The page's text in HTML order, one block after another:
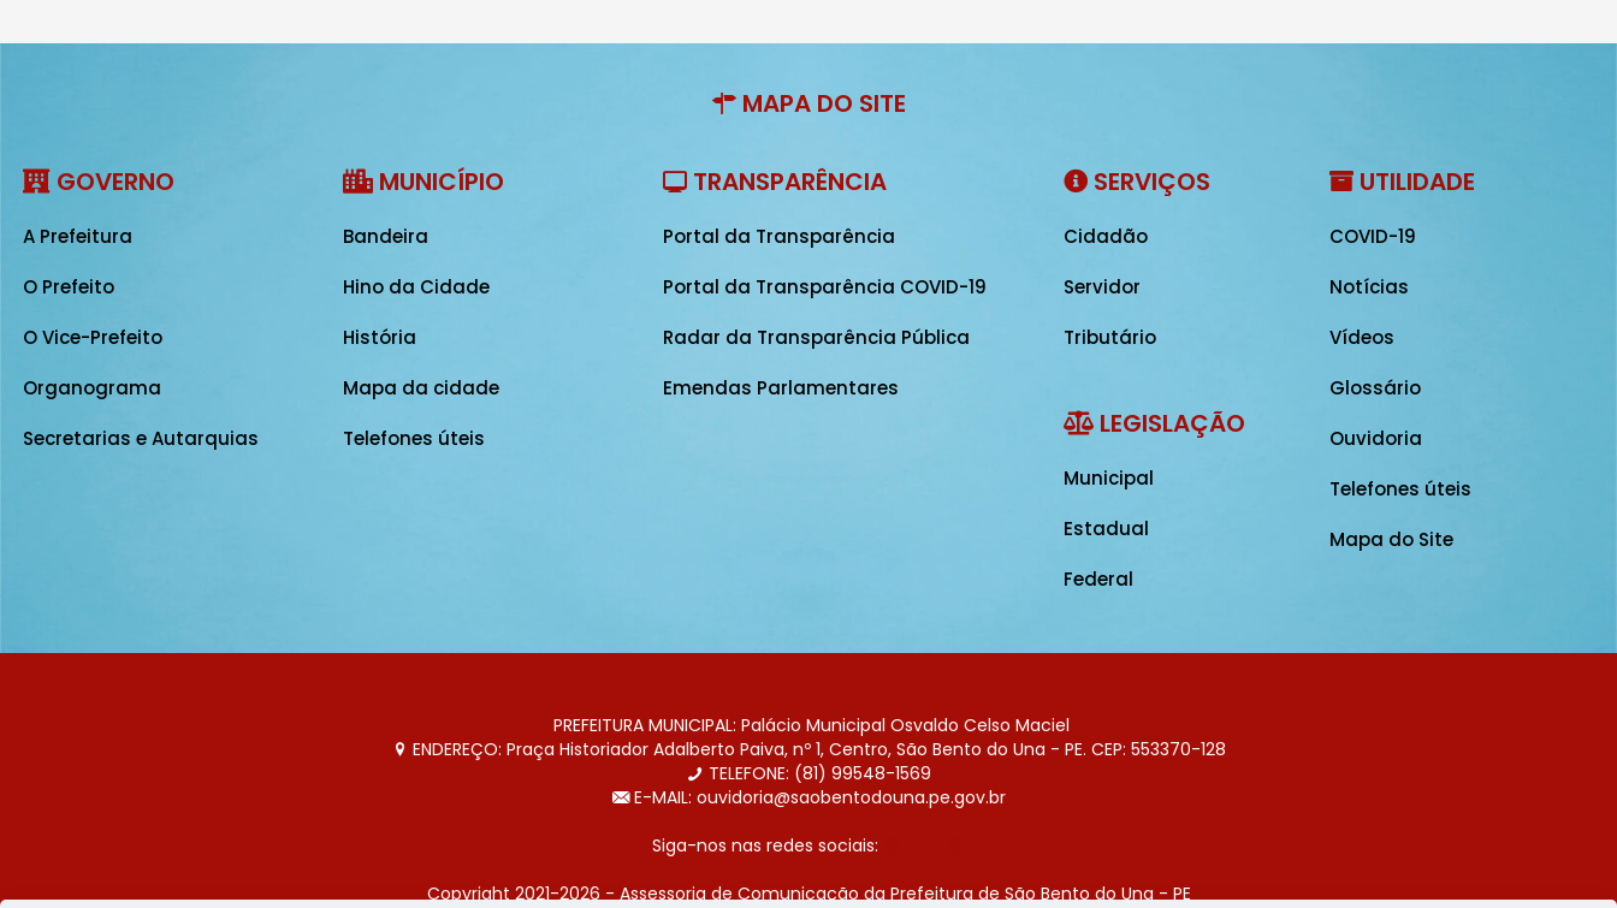
MAPA DO SITE
GOVERNO
A Prefeitura
O Prefeito
O Vice-Prefeito
Organograma
Secretarias e Autarquias
MUNICÍPIO
Bandeira
Hino da Cidade
História
Mapa da cidade
Telefones úteis
TRANSPARÊNCIA
Portal da Transparência
Portal da Transparência COVID-19
Radar da Transparência Pública
Emendas Parlamentares
SERVIÇOS
Cidadão
Servidor
Tributário
LEGISLAÇÃO
Municipal
Estadual
Federal
UTILIDADE
COVID-19
Notícias
Vídeos
Glossário
Ouvidoria
Telefones úteis
Mapa do Site
PREFEITURA MUNICIPAL: Palácio Municipal Osvaldo Celso Maciel
ENDEREÇO: Praça Historiador Adalberto Paiva, nº 1, Centro, São Bento do Una - PE. CEP: 553370-128
TELEFONE: (81) 99548-1569
E-MAIL: ouvidoria@saobentodouna.pe.gov.br
Siga-nos nas redes sociais:
Copyright 2021-2026 - Assessoria de Comunicação da Prefeitura de São Bento do Una - PE